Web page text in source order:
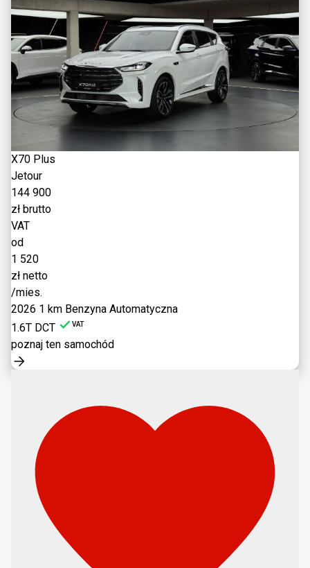
X70 Plus
Jetour
144 900
zł brutto
VAT
od
1 520
zł netto
/mies.
2026 1 km Benzyna Automatyczna
1.6T DCT
VAT
poznaj ten samochód